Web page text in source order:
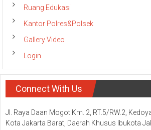
Ruang Edukasi
Kantor Polres&Polsek
Gallery Video
Login
Connect With Us
Jl. Raya Daan Mogot Km. 2, RT.5/RW.2,
Kota Jakarta Barat, Daerah Khusus Ibukota